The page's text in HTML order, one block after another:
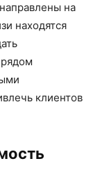
на
находятся
клиентов